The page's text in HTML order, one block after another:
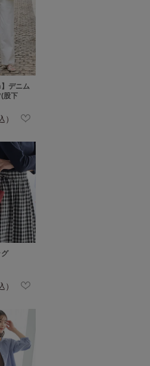
】デニム
股下
グ